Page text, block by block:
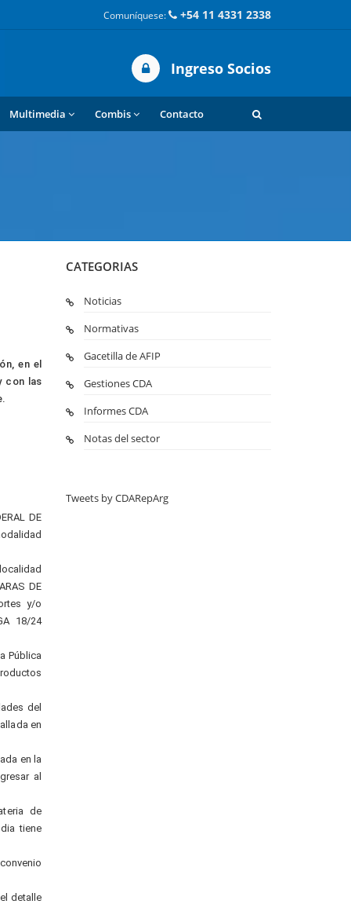
Comuníquese: +54 11 4331 2338
Ingreso Socios
Multimedia Combis Contacto
en el
con las
DE
DE
y/o
18/24
Pública
del
en
en la
al
de
tiene
detalle
CATEGORIAS
Noticias
Normativas
Gacetilla de AFIP
Gestiones CDA
Informes CDA
Notas del sector
Tweets by CDARepArg